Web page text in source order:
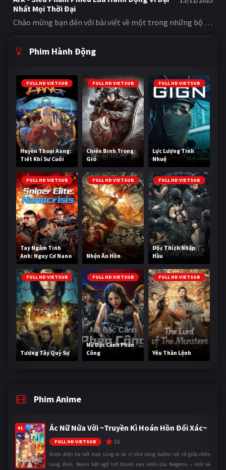
Nhất Mọi Thời Đại
Chào mừng bạn đến với bài viết về một trong những bộ phim phiêu lưu hành động kinh điển nhất mọi thời đại: Indiana Jones and the Raiders of the Lost Ark (tựa Việt: Indiana Jones Và Chiếc Rương Thánh Tích). Bộ phim được đạo diễn bởi Steven Spielberg và sản xuất bởi George Lucas, hai huyền thoại điện ảnh nổi tiếng. Với sự tham gia của Harrison Ford trong vai Tiến sĩ Indiana Jones, bộ phim đã trở thành một biểu tượng không thể thay thế trong lịch sử điện ảnh. Giới Thiệu Về Bộ Phim Indiana Jones and the Raiders of the Lost Ark là một bộ phim thuộc thể loại phiêu lưu, hành động, được phát hành vào năm 1981. Bộ phim lấy bối cảnh năm 1936, giới thiệu đến khán giả Tiến sĩ Indiana Jones - một giáo sư khảo cổ học đáng kính ban ngày và là một nhà thám hiểm gan dạ, đội mũ phớt, cầm roi da với nỗi sợ hãi bất diệt với rắn vào ban đêm. Cốt Truyện Câu chuyện bắt đầu khi chính phủ Mỹ giao nhiệm vụ cho Indy truy tìm Chiếc Rương Giao Ước (Ark of the Covenant) - một vật thể linh thiêng trong Kinh Thánh được cho là chứa đựng sức mạnh siêu nhiên khủng khiếp và có khả năng hủy diệt mọi thứ. Tuy nhiên, Indy không phải là người duy nhất muốn có nó. Phát xít Đức, dưới sự lãnh đạo của Hitler, cũng đang ráo riết săn lùng Chiếc Rương với hy vọng sử dụng sức mạnh của nó để thống trị thế giới. Cuộc hành trình của Indy đưa anh qua nhiều vùng đất kỳ lạ và nguy hiểm trên khắp thế giới, từ những ngôi đền cổ bị bỏ hoang ở Nam Mỹ, đến những khu chợ sầm uất ở Nepal, và sa mạc Ai Cập đầy nắng gió. Anh phải đối mặt với vô số cạm bẫy chết người, những trận đấu súng nghẹt thở, những màn rượt đuổi bằng xe tải kịch tính và cả những sinh vật đáng sợ (đặc biệt là rắn!). Nhân Vật Chính Indiana Jones là sự pha trộn hoàn hảo giữa trí tuệ, lòng dũng cảm, sự hài hước và một chút vụng về đáng yêu. Harrison Ford đã thổi hồn vào nhân vật, biến Indy thành một anh hùng bất tử. Đồng Hành Cùng Indy Đồng hành cùng anh là Marion Ravenwood (Karen Allen), một người phụ nữ mạnh mẽ, thông minh và không kém phần bướng bỉnh, người có một quá khứ phức tạp với Indy. Cùng nhau, họ phải chạy đua với thời gian và vượt qua những kẻ thù tàn nhẫn để ngăn chặn Chiếc Rương rơi vào tay những kẻ xấu xa. Tại Sao "Raiders of the Lost Ark" Lại Kinh Điển? Indiana Jones and the Raiders of the Lost Ark là một bộ phim kinh điển vì nhiều lý do: Nhân vật chính biểu tượng: Indiana Jones là một trong những nhân vật biểu tượng nhất trong lịch sử điện ảnh. Phiêu lưu không ngừng nghỉ: Bộ phim có những pha hành động nghẹt thở và kịch tính liên tục. Sự pha trộn thể loại hoàn hảo: Phim kết hợp tinh tế giữa phiêu lưu cổ điển, hài hước duyên dáng, lãng mạn nhẹ nhàng và những yếu tố siêu nhiên đầy ám ảnh. Hiệu ứng hình ảnh và âm thanh đột phá: Bộ phim có những hiệu ứng hình ảnh và âm thanh đột phá, tạo nên một trải nghiệm điện ảnh độc đáo. Nếu bạn đang tìm kiếm một bộ phim phiêu lưu, hành động kinh điển, thì Indiana Jones and the Raiders of the Lost Ark là một lựa chọn tuyệt vời. Bạn có thể xem phim trực tuyến tại PhimFun và trải nghiệm những giây phút hồi hộp và kịch tính. Thông Tin Về Bộ Phim Đạo diễn: Steven Spielberg Nhà sản xuất/Tác giả câu chuyện: George Lucas Thể loại: Phiêu lưu, Hành động Diễn viên chính: Harrison Ford, Karen Allen, Paul Freeman, Ronald Lacey, John Rhys-Davies Năm phát hành: 1981 Hy vọng bài viết này sẽ giúp bạn hiểu rõ hơn về bộ phim Indiana Jones and the Raiders of the Lost Ark và giúp bạn có một trải nghiệm xem phim trực tuyến thú vị tại PhimFun. Đừng quên theo dõi chúng tôi để cập nhật những tin tức mới nhất về phim ảnh và trải nghiệm xem phim trực tuyến chất lượng cao tại PhimFun.
Phim Hành Động
FULL HD VIETSUB
Huyền Thoại Aang:
Tiết Khí Sư Cuối
Cùng
FULL HD VIETSUB
Chiến Binh Trong
Gió
FULL HD VIETSUB
Lực Lượng Tinh
Nhuệ
FULL HD VIETSUB
Tay Ngắm Tinh
Anh: Nguy Cơ Nano
FULL HD VIETSUB
Nhện Ăn Hồn
FULL HD VIETSUB
Độc Thích Nhập
Hầu
FULL HD VIETSUB
Tương Tây Quỷ Sự
FULL HD VIETSUB
Nữ Đặc Cảnh Phản
Công
FULL HD VIETSUB
Yêu Thần Lệnh
Phim Anime
#1 Ác Nữ Nửa Vời ~Truyền Kì Hoán Hồn Đổi Xác~
FULL HD VIETSUB 10
Được điện hạ hết mực sủng ái và ví như nàng bướm rực rỡ giữa chốn
cung đình, Reirin bất ngờ trở thành nạn nhân của Keigetsu – một kẻ